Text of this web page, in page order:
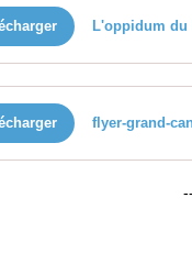
L'oppidum du
flyer-grand-